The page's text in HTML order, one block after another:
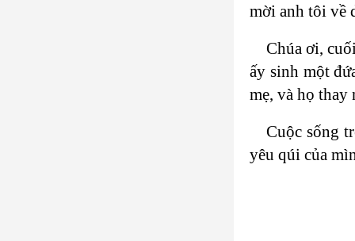
mời anh tôi về
Chúa ơi,
ấy sinh một
mẹ, và họ thay
Cuộc sống
yêu qúi của